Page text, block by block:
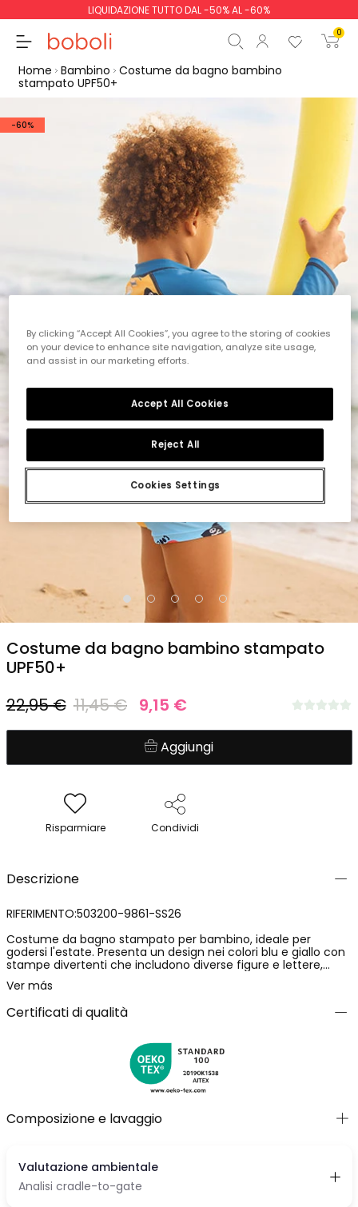
LIQUIDAZIONE TUTTO DAL -50% AL -60%
0
0,00 €
Continua Inizio ordine
Home Bambino Costume da bagno bambino
stampato UPF50+
-60%
1 2 3 4 5
Costume da bagno bambino stampato
UPF50+
22,95 € 11,45 € 9,15 €
Aggiungi
Risparmiare Condividi
Descrizione
RIFERIMENTO:503200-9861-SS26
Costume da bagno stampato per bambino, ideale per
godersi l'estate. Presenta un design nei colori blu e giallo con
stampe divertenti che includono diverse figure e lettere,
creando un motivo allegro ed estivo. Vita regolabile con
cordoncino. Disponibile in taglie da 12 mesi a 10 anni. Questo
costume da bagno è un'opzione perfetta per accompagnare
i più piccoli durante le giornate in spiaggia o in piscina.
Ver más
Certificati di qualità
Composizione e lavaggio
By clicking “Accept All Cookies”, you agree to the storing of cookies
on your device to enhance site navigation, analyze site usage,
and assist in our marketing efforts.
Cookies Settings
Reject All
Accept All Cookies